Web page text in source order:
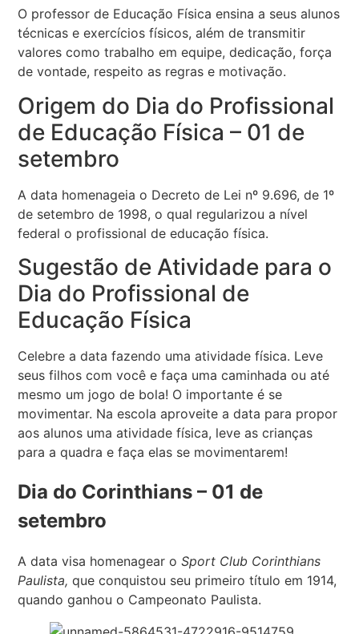
O professor de Educação Física ensina a seus alunos
técnicas e exercícios físicos, além de transmitir
valores como trabalho em equipe, dedicação, força
de vontade, respeito as regras e motivação.
Origem do Dia do Profissional
de Educação Física – 01 de
setembro
A data homenageia o Decreto de Lei nº 9.696, de 1º
de setembro de 1998, o qual regularizou a nível
federal o profissional de educação física.
Sugestão de Atividade para o
Dia do Profissional de
Educação Física
Celebre a data fazendo uma atividade física. Leve
seus filhos com você e faça uma caminhada ou até
mesmo um jogo de bola! O importante é se
movimentar. Na escola aproveite a data para propor
aos alunos uma atividade física, leve as crianças
para a quadra e faça elas se movimentarem!
Dia do Corinthians – 01 de
setembro
A data visa homenagear oSport Club Corinthians
Paulista, que conquistou seu primeiro título em 1914,
quando ganhou o Campeonato Paulista.